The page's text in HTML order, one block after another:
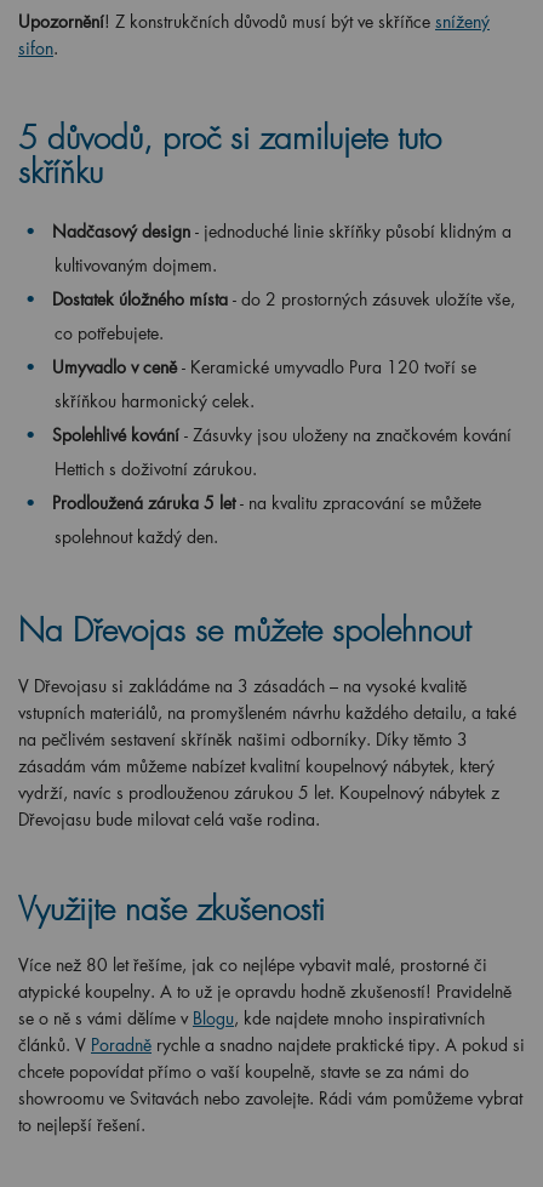
Upozornění! Z konstrukčních důvodů musí být ve skříňce snížený
sifon.
5 důvodů, proč si zamilujete tuto
skříňku
Nadčasový design - jednoduché linie skříňky působí klidným a
kultivovaným dojmem.
Dostatek úložného místa - do 2 prostorných zásuvek uložíte vše,
co potřebujete.
Umyvadlo v ceně - Keramické umyvadlo Pura 120 tvoří se
skříňkou harmonický celek.
Spolehlivé kování - Zásuvky jsou uloženy na značkovém kování
Hettich s doživotní zárukou.
Prodloužená záruka 5 let - na kvalitu zpracování se můžete
spolehnout každý den.
Na Dřevojas se můžete spolehnout
V Dřevojasu si zakládáme na 3 zásadách – na vysoké kvalitě
vstupních materiálů, na promyšleném návrhu každého detailu, a také
na pečlivém sestavení skříněk našimi odborníky. Díky těmto 3
zásadám vám můžeme nabízet kvalitní koupelnový nábytek, který
vydrží, navíc s prodlouženou zárukou 5 let. Koupelnový nábytek z
Dřevojasu bude milovat celá vaše rodina.
Využijte naše zkušenosti
Více než 80 let řešíme, jak co nejlépe vybavit malé, prostorné či
atypické koupelny. A to už je opravdu hodně zkušeností! Pravidelně
se o ně s vámi dělíme v Blogu, kde najdete mnoho inspirativních
článků. V Poradně rychle a snadno najdete praktické tipy. A pokud si
chcete popovídat přímo o vaší koupelně, stavte se za námi do
showroomu ve Svitavách nebo zavolejte. Rádi vám pomůžeme vybrat
to nejlepší řešení.